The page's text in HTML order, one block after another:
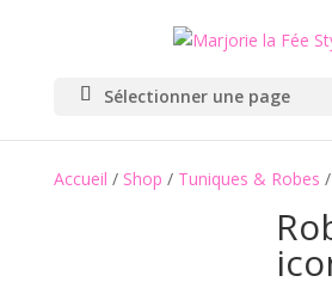
Sélectionner une page
Accueil / Shop / Tuniques & Robes